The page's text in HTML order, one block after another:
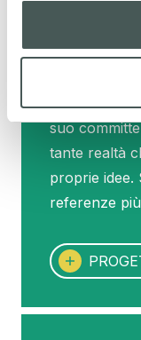
Progetti
Ogni
suo
tante realtà
proprie idee.
referenze